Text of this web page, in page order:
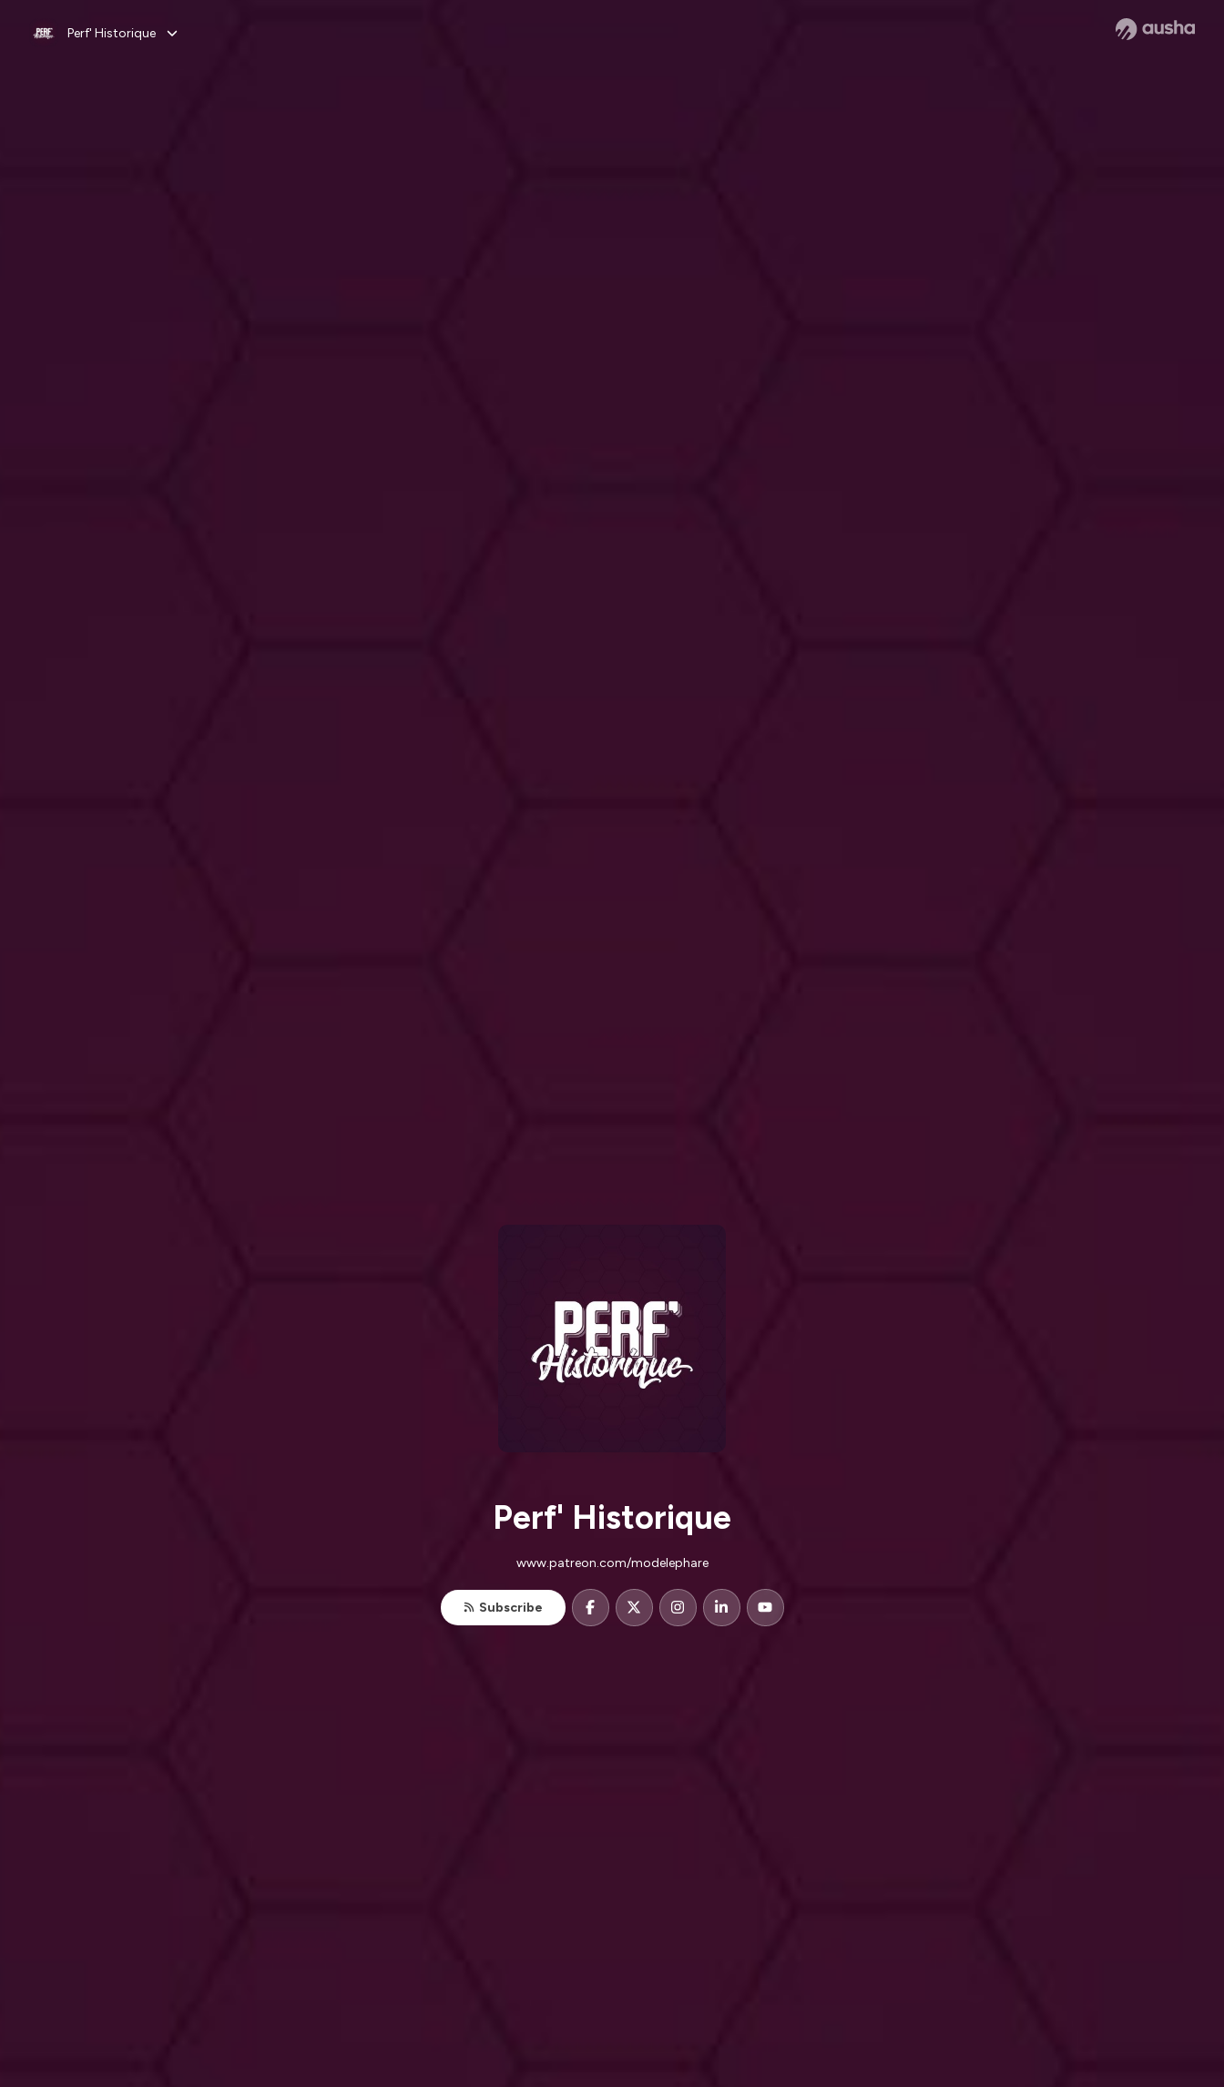
Perf' Historique
Perf' Historique
www.patreon.com/modelephare
Subscribe